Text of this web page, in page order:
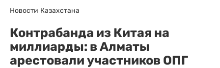
Новости Казахстана
Контрабанда из Китая на
миллиарды: в Алматы
арестовали участников ОПГ